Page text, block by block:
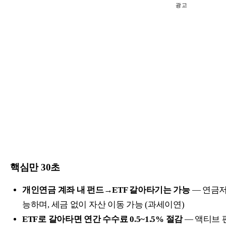
광고
핵심만 30초
개인연금 계좌 내 펀드→ETF 갈아타기는 가능— 연금저
능하며, 세금 없이 자산 이동 가능 (과세이연)
ETF로 갈아타면 연간 수수료 0.5~1.5% 절감— 액티브